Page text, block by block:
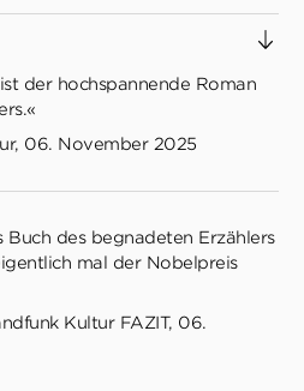
der hochspannende Roman
06. November 2025
Buch des begnadeten Erzählers
mal der Nobelpreis
Kultur FAZIT, 06.